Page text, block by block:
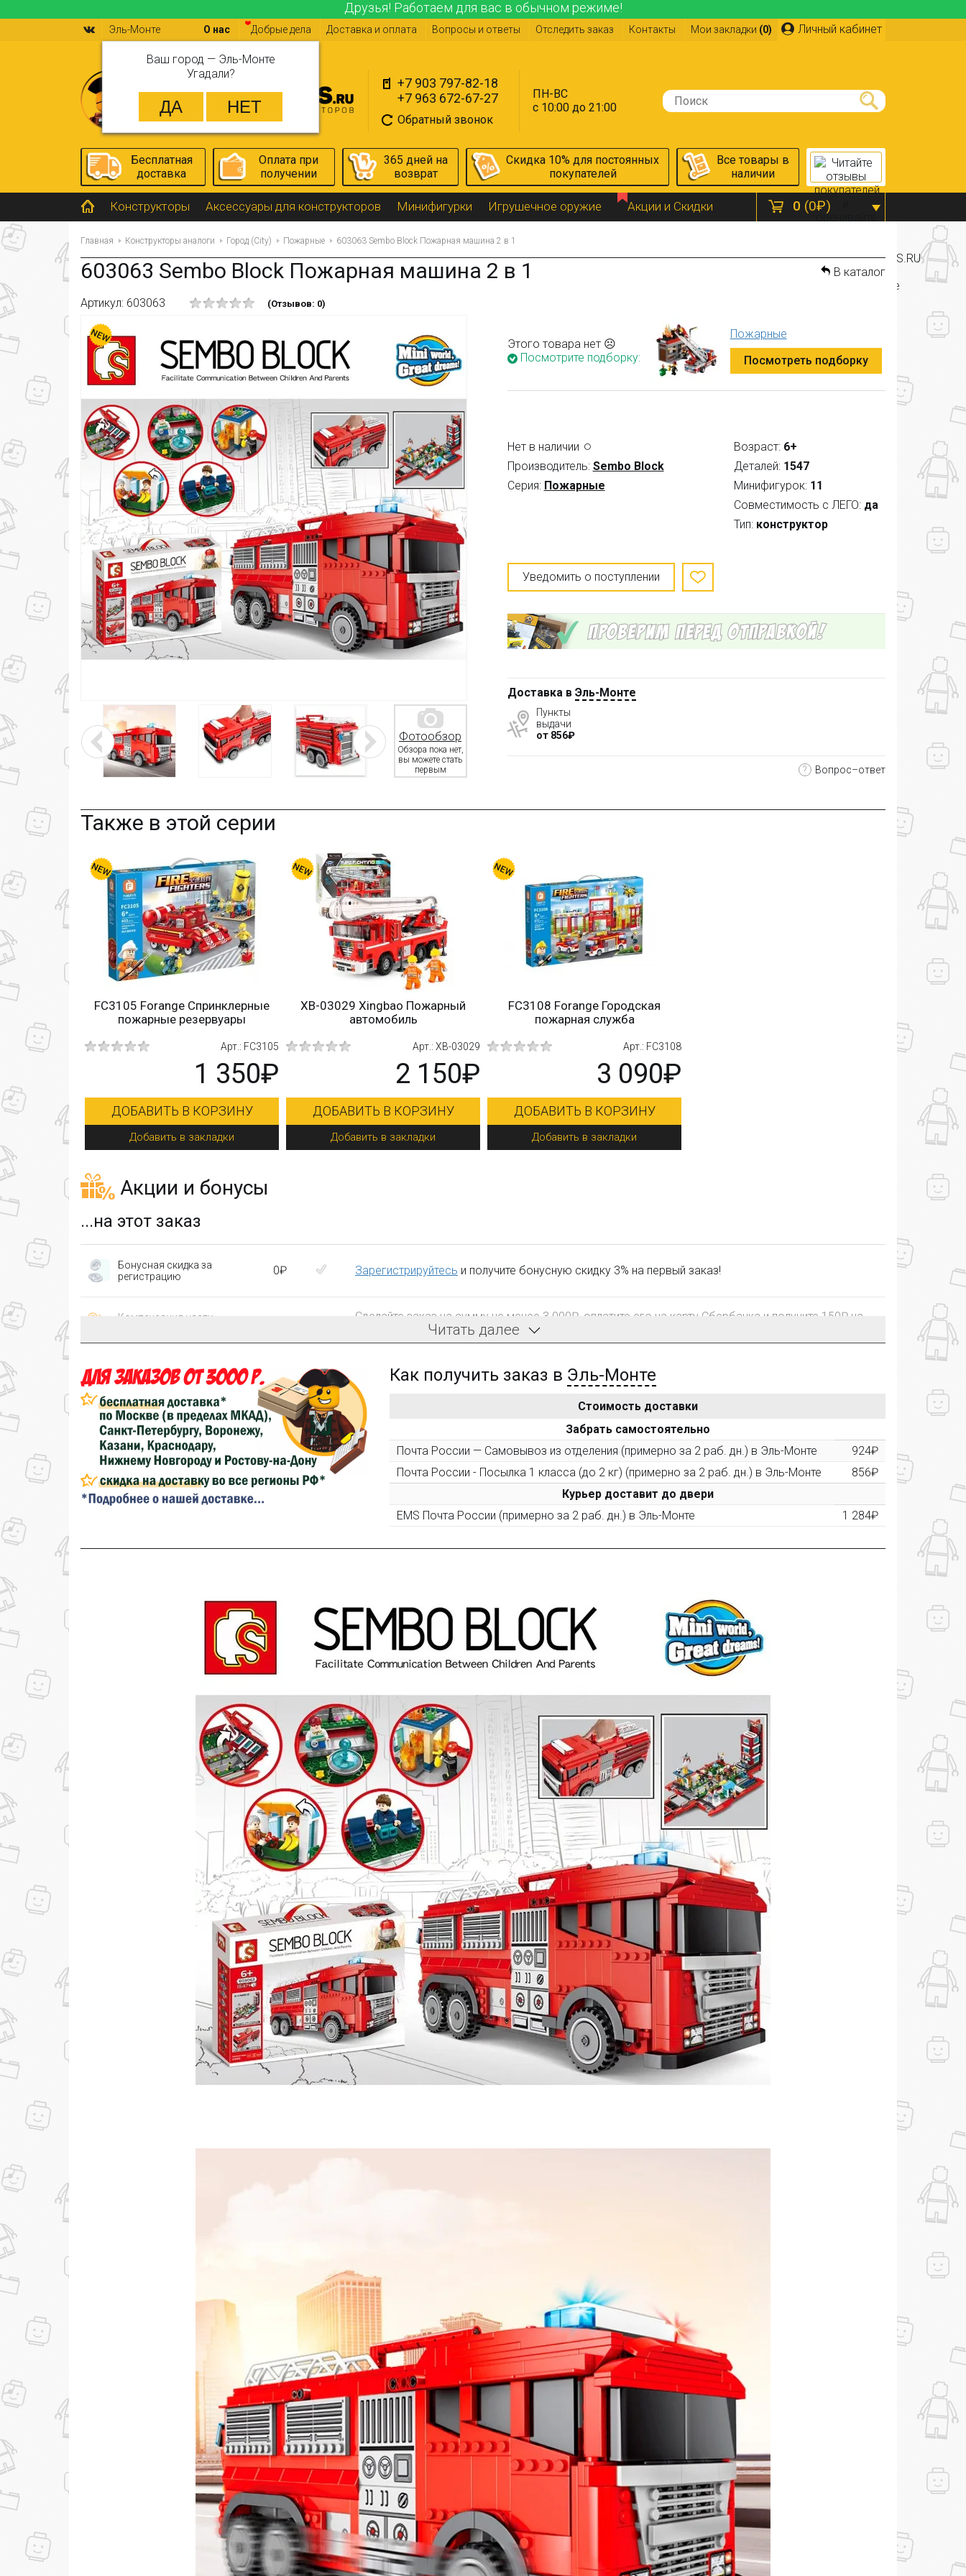
Друзья! Работаем для вас в обычном режиме!
Эль-Монте
Ваш город — Эль-Монте
Угадали?
Личный кабинет
О нас Добрые дела Доставка и оплата Вопросы и ответы Отследить заказ Контакты Мои закладки (0)
+7 903 797-82-18
+7 963 672-67-27
Обратный звонок
ПН-ВС
с 10:00 до 21:00
0 (0₽)
Бесплатная
доставка
Оплата при
получении
365 дней на
возврат
Скидка 10% для постоянных
покупателей
Все товары в
наличии
Конструкторы Аксессуары для конструкторов Минифигурки Игрушечное оружие Акции и Скидки
Главная Конструкторы аналоги Город (City) Пожарные 603063 Sembo Block Пожарная машина 2 в 1
603063 Sembo Block Пожарная машина 2 в 1 В каталог
Артикул: 603063 (Отзывов: 0)
Фотообзор
Обзора пока нет,
вы можете стать
первым
Этого товара нет ☹
Посмотрите подборку:
Пожарные
Посмотреть подборку
Нет в наличии
Производитель: Sembo Block
Серия: Пожарные
Возраст: 6+
Деталей: 1547
Минифигурок: 11
Совместимость с ЛЕГО: да
Тип: конструктор
Уведомить о поступлении
Доставка в Эль-Монте
Пункты
выдачи
от 856₽
? Вопрос–ответ
Также в этой серии
FC3105 Forange Спринклерные
пожарные резервуары
Арт.: FC3105
1 350₽
ДОБАВИТЬ В КОРЗИНУ
Добавить в закладки
XB-03029 Xingbao Пожарный
автомобиль
Арт.: XB-03029
2 150₽
ДОБАВИТЬ В КОРЗИНУ
Добавить в закладки
FC3108 Forange Городская
пожарная служба
Арт.: FC3108
3 090₽
ДОБАВИТЬ В КОРЗИНУ
Добавить в закладки
Акции и бонусы
...на этот заказ
Бонусная скидка за
регистрацию
0₽ Зарегистрируйтесь и получите бонусную скидку 3% на первый заказ!
Компенсация части
Сделайте заказ на сумму не менее 3 000₽, оплатите его на карту Сбербанка и получите 150₽ на
компенсацию доставки.
...на следующий заказ
Золотая скидка
персональная
10%
После того, как сумма Ваших заказов превысит 3000 рублей, Вы получите постоянную скидку на
все повторные заказы - 10%
(фото сборки) до 10%
Пришлите фото поэтапной сборки купленного конструктора и получите дополнительную скидку
10% при покупке следующего набора (не дороже 10 000 рублей).
на нашем сайте
100₽
за текстовый отзыв или 100₽ за отзыв с фото.
150₽
указанием номера и даты заказа в нашем магазине и получите купон на скидку 150₽
Подробные условия всех акций и бонусов...
Читать далее
Как получить заказ в Эль-Монте
Стоимость доставки
Забрать самостоятельно
Почта России — Самовывоз из отделения (примерно за 2 раб. дн.) в Эль-Монте
924₽
Почта России - Посылка 1 класса (до 2 кг) (примерно за 2 раб. дн.) в Эль-Монте
856₽
Курьер доставит до двери
EMS Почта России (примерно за 2 раб. дн.) в Эль-Монте
1 284₽